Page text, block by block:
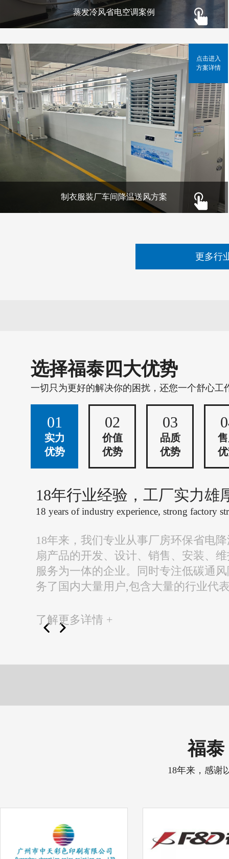
蒸发冷风省电空调案例
制衣服装厂车间降温送风方案
点击进入
方案详情
更多行
选择福泰四大优势
一切只为更好的解决你的困扰，还您一个舒心工
01
实力
优势
02
价值
优势
03
品质
优势
18年行业经验，工厂实力雄
18 years of industry experience, strong factory
18年来，我们专业从事厂房环保省电
扇产品的开发、设计、销售、安装、
服务为一体的企业。同时专注低碳通
务了国内大量用户,包含大量的行业代
了解更多详情 +
福泰
18年来，感谢